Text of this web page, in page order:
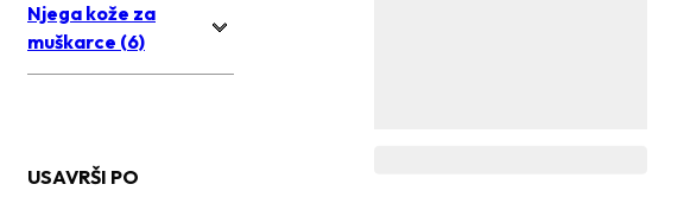
Njega kože za
muškarce (6)
USAVRŠI PO